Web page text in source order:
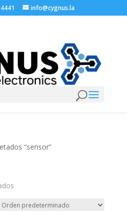
info@cygnus.la
“sensor”